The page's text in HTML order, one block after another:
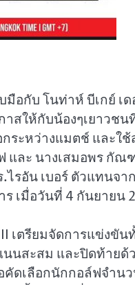
มือกับ โนท่าห์ บีเกย์ เ
าสให้กับน้องๆเยาว
ระหว่างแมตช์ และ
และ นางเสมอพร กั
ไรอัน เบอร์ ตัวแทนจ
ร เมื่อวันที่ 4 กันยายน
เตรียมจัดการแข่งขัน
นสะสม และปิดท้ายด้
ดเลือกนักกอล์ฟจำน